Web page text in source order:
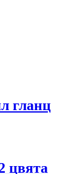
гланц
цвята